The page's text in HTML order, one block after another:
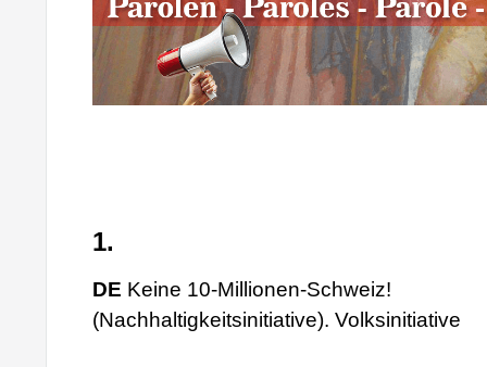
1.
DE Keine 10-Millionen-Schweiz!
(Nachhaltigkeitsinitiative). Volksinitiative